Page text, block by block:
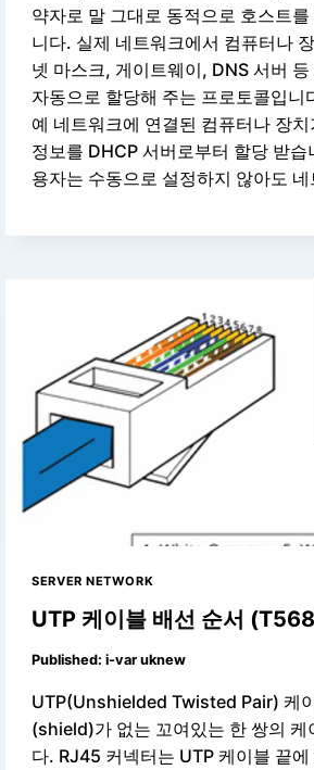
약자로 말 그대로 동적으로 호스트
니다. 실제 네트워크에서 컴퓨터나
넷 마스크, 게이트웨이, DNS 서버
자동으로 할당해 주는 프로토콜입니
예 네트워크에 연결된 컴퓨터나 장
정보를 DHCP 서버로부터 할당 받
용자는 수동으로 설정하지 않아도
SERVER NETWORK
UTP 케이블 배선 순서
Published: i-var uknew
UTP(Unshielded Twisted Pair) 케
(shield)가 없는 꼬여있는 한 쌍의 케
다. RJ45 커넥터는 UTP 케이블 끝